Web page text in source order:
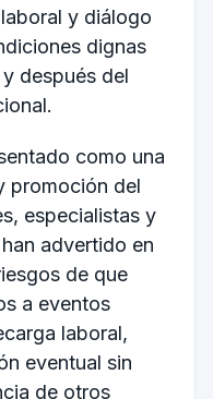
y diálogo
dignas
después del
como una
promoción del
especialistas y
advertido en
de que
a eventos
laboral,
eventual sin
de otros